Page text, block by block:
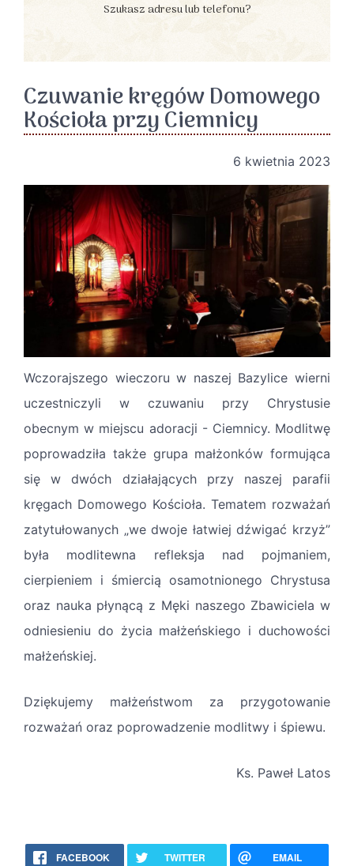
Szukasz adresu lub telefonu?
Czuwanie kręgów Domowego
Kościoła przy Ciemnicy
6 kwietnia 2023
Wczorajszego wieczoru w naszej Bazylice wierni
uczestniczyli w czuwaniu przy Chrystusie
obecnym w miejscu adoracji - Ciemnicy. Modlitwę
poprowadziła także grupa małżonków formująca
się w dwóch działających przy naszej parafii
kręgach Domowego Kościoła. Tematem rozważań
zatytułowanych „we dwoje łatwiej dźwigać krzyż”
była modlitewna refleksja nad pojmaniem,
cierpieniem i śmiercią osamotnionego Chrystusa
oraz nauka płynącą z Męki naszego Zbawiciela w
odniesieniu do życia małżeńskiego i duchowości
małżeńskiej.
Dziękujemy małżeństwom za przygotowanie
rozważań oraz poprowadzenie modlitwy i śpiewu.
Ks. Paweł Latos
FACEBOOK TWITTER EMAIL